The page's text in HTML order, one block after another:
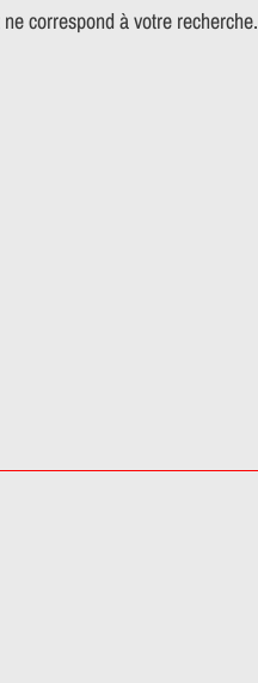
correspond à votre recherche.